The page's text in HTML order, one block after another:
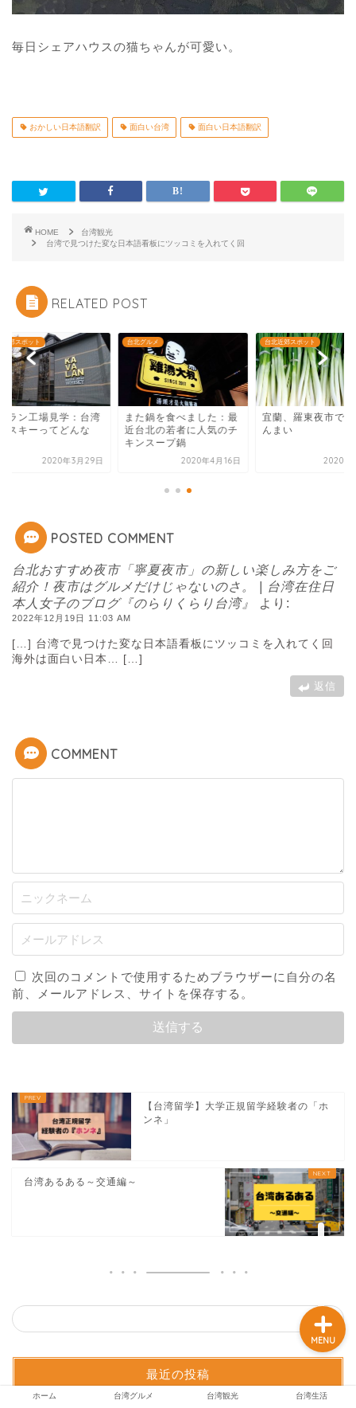
毎日シェアハウスの猫ちゃんが可愛い。
おかしい日本語翻訳 面白い台湾 面白い日本語翻訳
HOME
台湾観光
台湾で見つけた変な日本語看板にツッコミを入れてく回
RELATED POST
郊スポット
ラン工場見学：台湾
スキーってどんな
2020年3月29日
台北グルメ
また鍋を食べました：最
近台北の若者に人気のチ
キンスープ鍋
2020年4月16日
台北近郊スポット
宜蘭、羅東夜市でネ
んまい
2020年4
POSTED COMMENT
台北おすすめ夜市「寧夏夜市」の新しい楽しみ方をご
紹介！夜市はグルメだけじゃないのさ。 | 台湾在住日
本人女子のブログ『のらりくらり台湾』
より:
2022年12月19日 11:03 AM
[…] 台湾で見つけた変な日本語看板にツッコミを入れてく回
海外は面白い日本… […]
返信
COMMENT
次回のコメントで使用するためブラウザーに自分の名
前、メールアドレス、サイトを保存する。
【台湾留学】大学正規留学経験者の「ホ
ンネ」
台湾あるある～交通編～
最近の投稿
ホーム 台湾グルメ 台湾観光 台湾生活
MENU
ホーム
台湾観光